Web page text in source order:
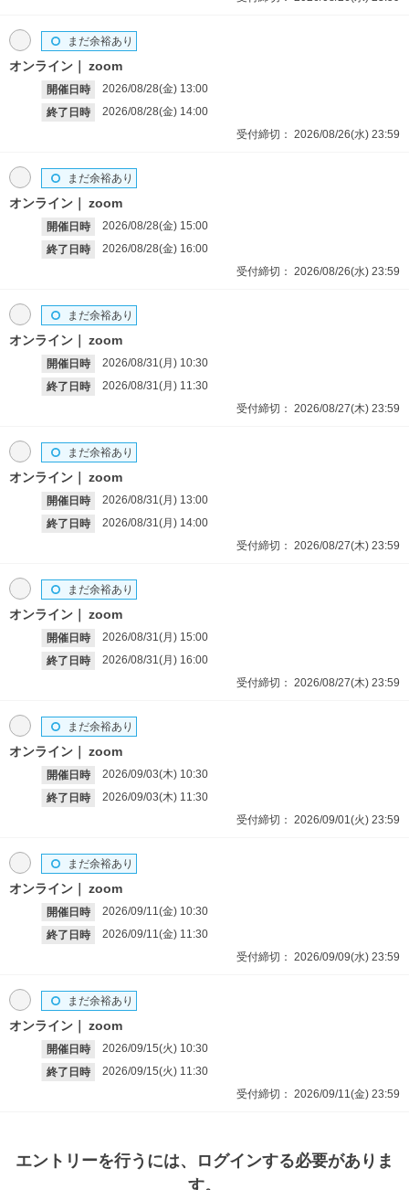
オンライン zoom
開催日時 2026/08/28(金) 13:00
終了日時
2026/08/28(金) 14:00
まだ余裕あり
受付締切： 2026/08/26(水) 23:59
オンライン zoom
開催日時 2026/08/28(金) 15:00
終了日時
2026/08/28(金) 16:00
まだ余裕あり
受付締切： 2026/08/26(水) 23:59
オンライン zoom
開催日時 2026/08/31(月) 10:30
終了日時
2026/08/31(月) 11:30
まだ余裕あり
受付締切： 2026/08/27(木) 23:59
オンライン zoom
開催日時 2026/08/31(月) 13:00
終了日時
2026/08/31(月) 14:00
まだ余裕あり
受付締切： 2026/08/27(木) 23:59
オンライン zoom
開催日時 2026/08/31(月) 15:00
終了日時
2026/08/31(月) 16:00
まだ余裕あり
受付締切： 2026/08/27(木) 23:59
オンライン zoom
開催日時 2026/09/03(木) 10:30
終了日時
2026/09/03(木) 11:30
まだ余裕あり
受付締切： 2026/09/01(火) 23:59
オンライン zoom
開催日時 2026/09/11(金) 10:30
終了日時
2026/09/11(金) 11:30
まだ余裕あり
受付締切： 2026/09/09(水) 23:59
オンライン zoom
開催日時 2026/09/15(火) 10:30
終了日時
2026/09/15(火) 11:30
まだ余裕あり
受付締切： 2026/09/11(金) 23:59
エントリーを行うには、ログインする必要がありま
す。